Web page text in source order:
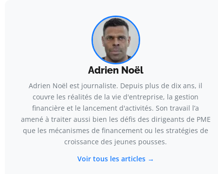
Adrien Noël
Adrien Noël est journaliste. Depuis plus de dix ans, il
couvre les réalités de la vie d'entreprise, la gestion
financière et le lancement d'activités. Son travail l’a
amené à traiter aussi bien les défis des dirigeants de PME
que les mécanismes de financement ou les stratégies de
croissance des jeunes pousses.
Voir tous les articles →